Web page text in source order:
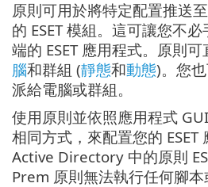
原則可用於將特定配置推送
的 ESET 模組。這可讓您不
端的 ESET 應用程式。原則
腦和群組 (靜態和動態)。您
派給電腦或群組。
使用原則並依照應用程式 GUI
相同方式，來配置您的 ESET
Active Directory 中的原則
Prem 原則無法執行任何腳本